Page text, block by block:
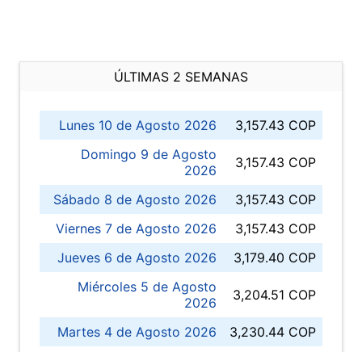
ÚLTIMAS 2 SEMANAS
Lunes 10 de Agosto 2026
3,157.43 COP
Domingo 9 de Agosto
2026
3,157.43 COP
Sábado 8 de Agosto 2026
3,157.43 COP
Viernes 7 de Agosto 2026
3,157.43 COP
Jueves 6 de Agosto 2026
3,179.40 COP
Miércoles 5 de Agosto
2026
3,204.51 COP
Martes 4 de Agosto 2026
3,230.44 COP